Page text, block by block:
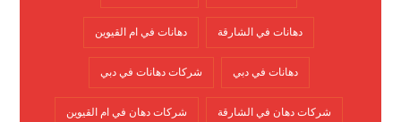
دهانات في الشارقة دهانات في ام القيوين
دهانات في دبي شركات دهانات في دبي
شركات دهان في الشارقة شركات دهان في ام القيوين